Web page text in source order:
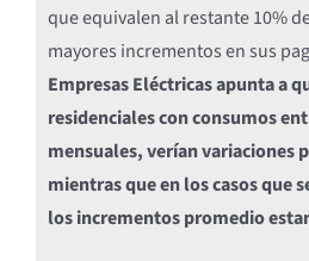
que equivalen al restante 10%
mayores incrementos en sus
Empresas Eléctricas apunta a
residenciales con consumos
mensuales, verían variaciones
mientras que en los casos que
los incrementos promedio